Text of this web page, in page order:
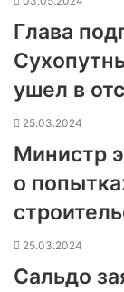
Глава
ушел в
25.03.2024
Министр
о
25.03.2024
Сальдо